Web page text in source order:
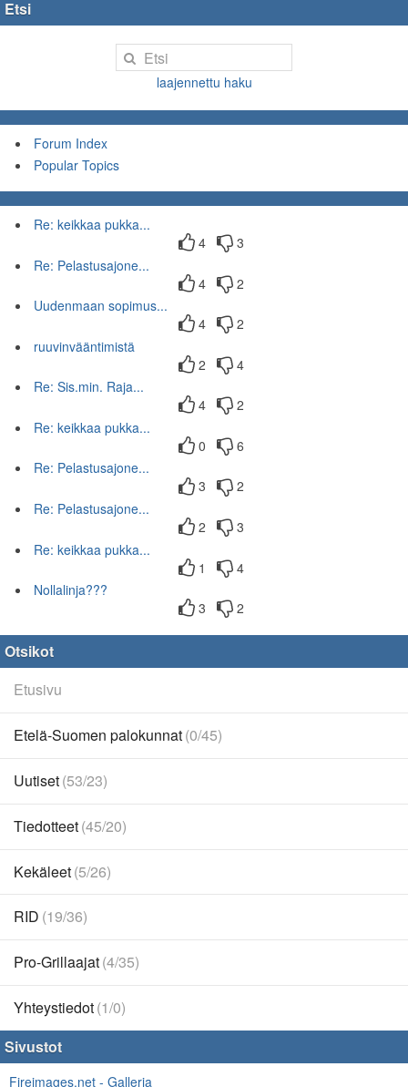
Etsi
laajennettu haku
Forum Index
Popular Topics
Re: keikkaa pukka...
4
3
Re: Pelastusajone...
4
2
Uudenmaan sopimus...
4
2
ruuvinvääntimistä
2
4
Re: Sis.min. Raja...
4
2
Re: keikkaa pukka...
0
6
Re: Pelastusajone...
3
2
Re: Pelastusajone...
2
3
Re: keikkaa pukka...
1
4
Nollalinja???
3
2
Otsikot
Etusivu
Etelä-Suomen palokunnat(0/45)
Uutiset(53/23)
Tiedotteet(45/20)
Kekäleet(5/26)
RID (19/36)
Pro-Grillaajat(4/35)
Yhteystiedot(1/0)
Sivustot
Fireimages.net - Galleria